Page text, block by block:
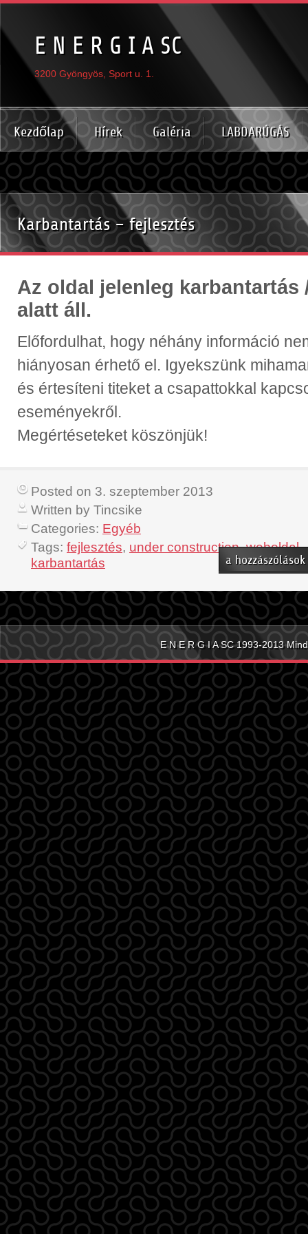
E N E R G I A SC
3200 Gyöngyös, Sport u. 1.
Kezdőlap Hírek Galéria LABDARÚGÁS
Karbantartás – fejlesztés
Az oldal jelenleg karbantartás
alatt áll.
Előfordulhat, hogy néhány információ
hiányosan érhető el. Igyekszünk
és értesíteni titeket a csapattokkal
eseményekről.
Megértéseteket köszönjük!
Posted on 3. szeptember 2013
Written by Tincsike
Categories: Egyéb
Tags: fejlesztés, under construction,weboldal
karbantartás
Karbantartás
–
fejlesztés
bejegyzéshez
a
E N E R G I A SC 1993-2013